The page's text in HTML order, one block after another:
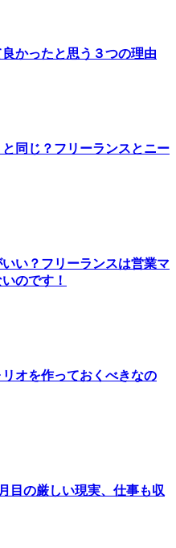
かったと思う３つの理由
同じ？フリーランスとニー
い？フリーランスは営業マ
のです！
オを作っておくべきなの
目の厳しい現実、仕事も収